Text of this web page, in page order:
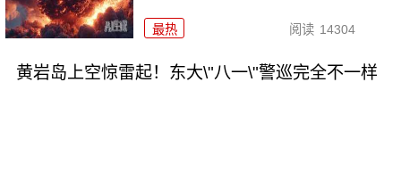
最热 阅读 14304
黄岩岛上空惊雷起！东大\"八一\"警巡完全不一样